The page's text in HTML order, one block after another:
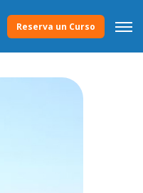
Reserva un Curso